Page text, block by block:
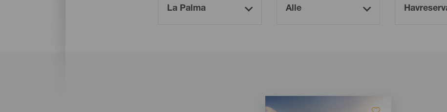
Listado